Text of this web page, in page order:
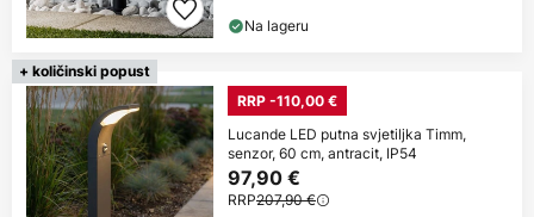
Na lageru
+ količinski popust
RRP -110,00 €
Lucande LED putna svjetiljka Timm,
senzor, 60 cm, antracit, IP54
97,90 €
RRP207,90 €